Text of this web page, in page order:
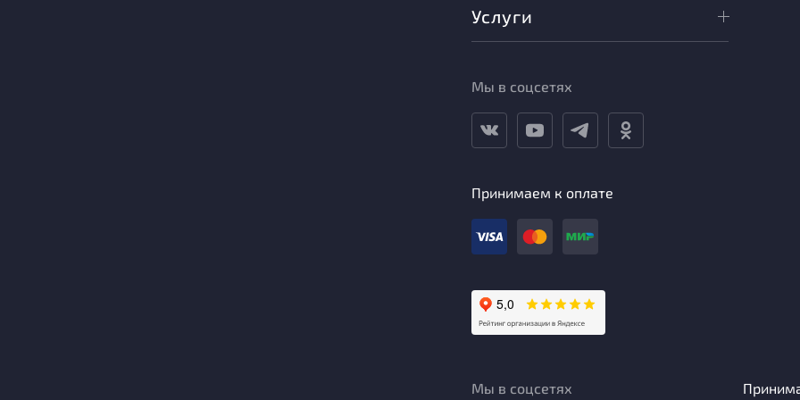
Услуги
Мы в соцсетях
Принимаем к оплате
Мы в соцсетях